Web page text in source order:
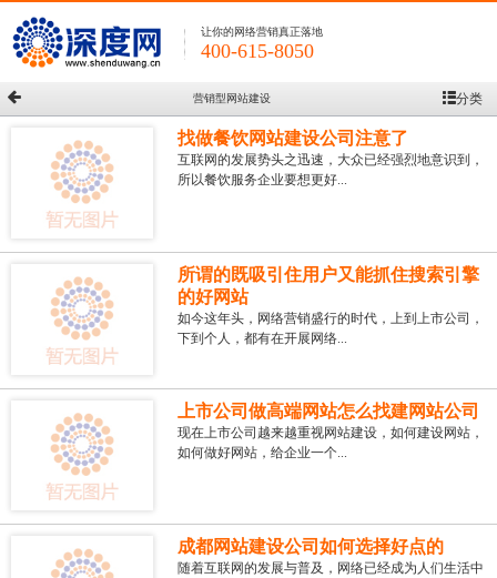
让你的网络营销真正落地
400-615-8050
营销型网站建设 分类
找做餐饮网站建设公司注意了
互联网的发展势头之迅速，大众已经强烈地意识到，
所以餐饮服务企业要想更好...
所谓的既吸引住用户又能抓住搜索引擎
的好网站
如今这年头，网络营销盛行的时代，上到上市公司，
下到个人，都有在开展网络...
上市公司做高端网站怎么找建网站公司
现在上市公司越来越重视网站建设，如何建设网站，
如何做好网站，给企业一个...
成都网站建设公司如何选择好点的
随着互联网的发展与普及，网络已经成为人们生活中